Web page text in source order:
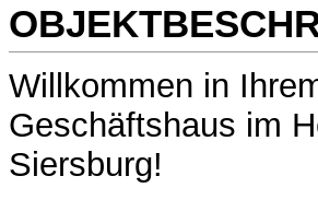
Willkommen in
Geschäftshaus im
Siersburg!